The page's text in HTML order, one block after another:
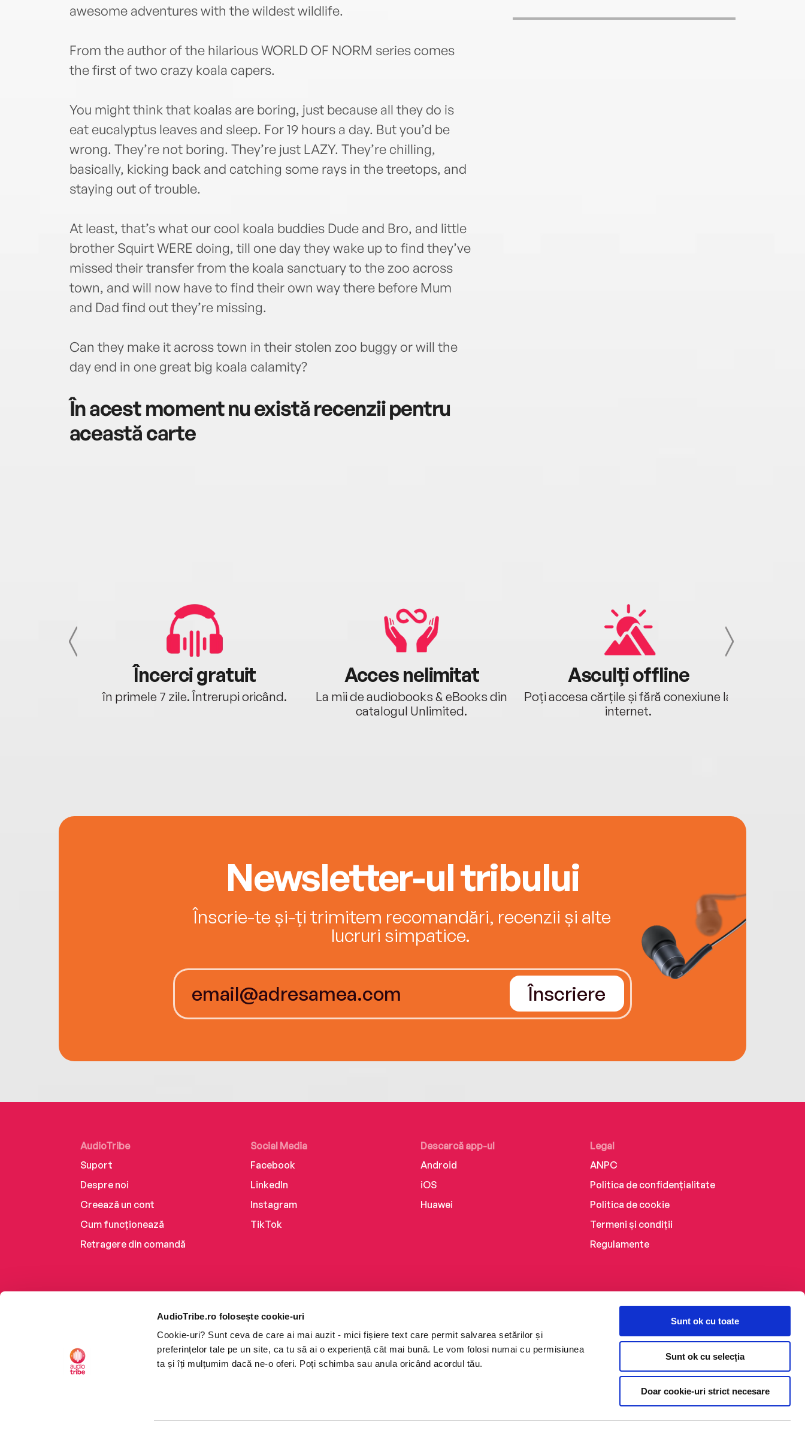
AudioTribe.ro folosește cookie-uri
Cookie-uri? Sunt ceva de care ai mai auzit - mici fișiere text care permit salvarea setărilor și
preferințelor tale pe un site, ca tu să ai o experiență cât mai bună. Le vom folosi numai cu permisiunea
ta și îți mulțumim dacă ne-o oferi. Poți schimba sau anula oricând acordul tău.
Sunt ok cu toate
Sunt ok cu selecția
Doar cookie-uri strict necesare
awesome adventures with the wildest wildlife.
From the author of the hilarious WORLD OF NORM series comes
the first of two crazy koala capers.
You might think that koalas are boring, just because all they do is
eat eucalyptus leaves and sleep. For 19 hours a day. But you’d be
wrong. They’re not boring. They’re just LAZY. They’re chilling,
basically, kicking back and catching some rays in the treetops, and
staying out of trouble.
At least, that’s what our cool koala buddies Dude and Bro, and little
brother Squirt WERE doing, till one day they wake up to find they’ve
missed their transfer from the koala sanctuary to the zoo across
town, and will now have to find their own way there before Mum
and Dad find out they’re missing.
Can they make it across town in their stolen zoo buggy or will the
day end in one great big koala calamity?
În acest moment nu există recenzii pentru
această carte
Încerci gratuit
în primele 7 zile. Întrerupi oricând.
Acces nelimitat
La mii de audiobooks & eBooks din
catalogul Unlimited.
Asculți offline
Poți accesa cărțile și fără conexiune la
internet.
Newsletter-ul tribului
Înscrie-te și-ți trimitem recomandări, recenzii și alte
lucruri simpatice.
Înscriere
AudioTribe
Suport
Despre noi
Creează un cont
Cum funcționează
Retragere din comandă
Social Media
Facebook
LinkedIn
Instagram
TikTok
Descarcă app-ul
Android
iOS
Huawei
Legal
ANPC
Politica de confidențialitate
Politica de cookie
Termeni și condiții
Regulamente